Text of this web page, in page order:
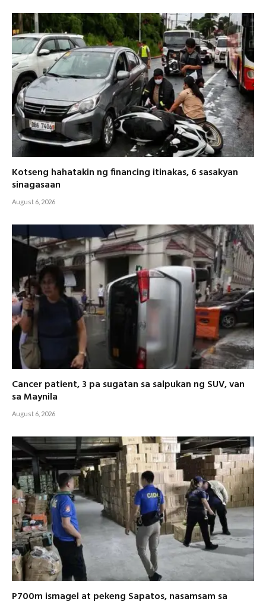
Kotseng hahatakin ng financing itinakas, 6 sasakyan
sinagasaan
August 6, 2026
Cancer patient, 3 pa sugatan sa salpukan ng SUV, van
sa Maynila
August 6, 2026
P700m ismagel at pekeng Sapatos, nasamsam sa